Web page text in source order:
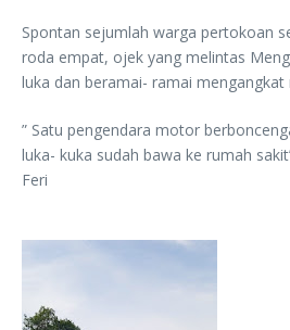
Spontan sejumlah warga pertokoan
roda empat, ojek yang melintas
luka dan beramai- ramai
” Satu pengendara motor
luka- kuka sudah bawa ke rumah
Feri